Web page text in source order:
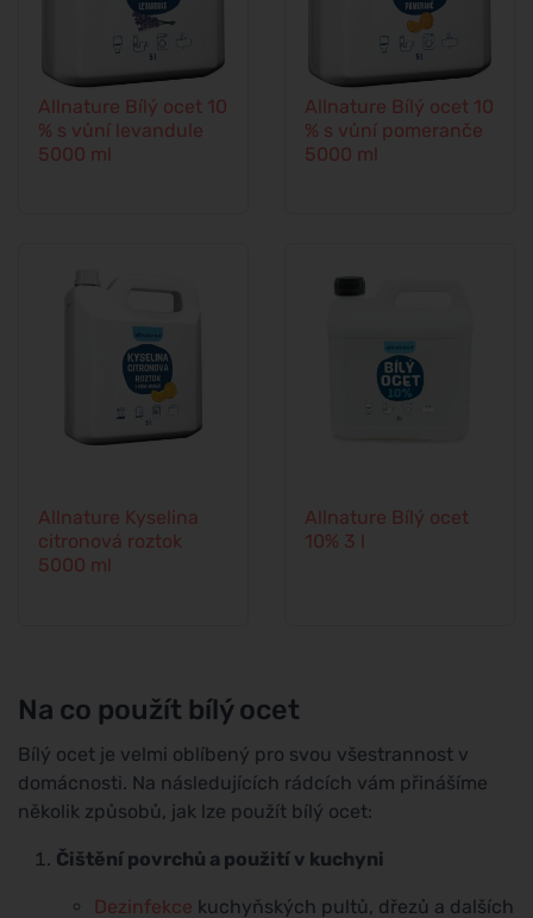
Allnature Bílý ocet 10
% s vůní levandule
5000 ml
Allnature Bílý ocet 10
% s vůní pomeranče
5000 ml
Allnature Kyselina
citronová roztok
5000 ml
Allnature Bílý ocet
10% 3 l
Na co použít bílý ocet
Bílý ocet je velmi oblíbený pro svou všestrannost v
domácnosti. Na následujících rádcích vám přinášíme
několik způsobů, jak lze použít bílý ocet:
Čištění povrchů a použití v kuchyni
Dezinfekce kuchyňských pultů, dřezů a dalších